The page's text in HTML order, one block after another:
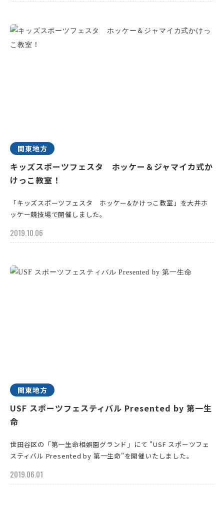
関東地方
キッズスポーツフェスタ ホッケー＆ジャマイカ式か
けっこ教室！
「キッズスポーツフェスタ ホッケー&かけっこ教室」を大井ホ
ッケー競技場で開催しました。
2019.10.06
関東地方
USF スポーツフェスティバル Presented by 第一生
命
世田谷区の「第一生命相娯園グランド」にて "USF スポーツフェ
スティバル Presented by 第一生命"を開催いたしました。
2019.06.01